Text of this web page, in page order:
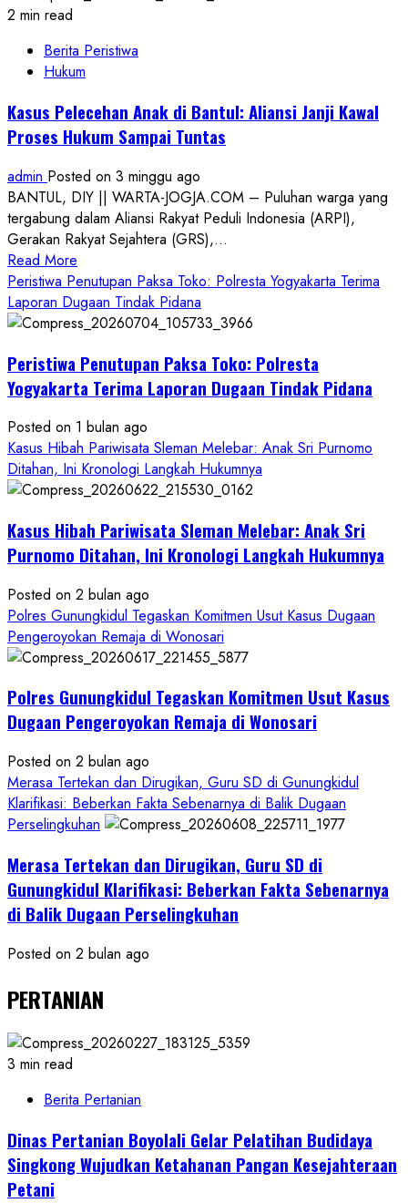
2 min read
Berita Peristiwa
Hukum
Kasus Pelecehan Anak di Bantul: Aliansi Janji Kawal
Proses Hukum Sampai Tuntas
admin Posted on 3 minggu ago
BANTUL, DIY || WARTA-JOGJA.COM – Puluhan warga yang
tergabung dalam Aliansi Rakyat Peduli Indonesia (ARPI),
Gerakan Rakyat Sejahtera (GRS),...
Read More
more
about
Kasus
Anak
di
Aliansi
Janji
Kawal
Proses
Sampai
Tuntas
Peristiwa Penutupan Paksa Toko: Polresta Yogyakarta Terima
Laporan Dugaan Tindak Pidana
Peristiwa Penutupan Paksa Toko: Polresta
Yogyakarta Terima Laporan Dugaan Tindak Pidana
Posted on 1 bulan ago
Kasus Hibah Pariwisata Sleman Melebar: Anak Sri Purnomo
Ditahan, Ini Kronologi Langkah Hukumnya
Kasus Hibah Pariwisata Sleman Melebar: Anak Sri
Purnomo Ditahan, Ini Kronologi Langkah Hukumnya
Posted on 2 bulan ago
Polres Gunungkidul Tegaskan Komitmen Usut Kasus Dugaan
Pengeroyokan Remaja di Wonosari
Polres Gunungkidul Tegaskan Komitmen Usut Kasus
Dugaan Pengeroyokan Remaja di Wonosari
Posted on 2 bulan ago
Merasa Tertekan dan Dirugikan, Guru SD di Gunungkidul
Klarifikasi: Beberkan Fakta Sebenarnya di Balik Dugaan
Perselingkuhan
Merasa Tertekan dan Dirugikan, Guru SD di
Gunungkidul Klarifikasi: Beberkan Fakta Sebenarnya
di Balik Dugaan Perselingkuhan
Posted on 2 bulan ago
PERTANIAN
3 min read
Berita Pertanian
Dinas Pertanian Boyolali Gelar Pelatihan Budidaya
Singkong Wujudkan Ketahanan Pangan Kesejahteraan
Petani